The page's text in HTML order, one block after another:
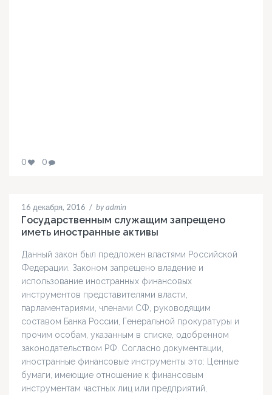
0 0
16 декабря, 2016 / by admin
Государственным служащим запрещено
иметь иностранные активы
Данный закон был предложен властями Российской
Федерации. Законом запрещено владение и
использование иностранных финансовых
инструментов представителями власти,
парламентариями, членами СФ, руководящим
составом Банка России, Генеральной прокуратуры и
прочим особам, указанным в списке, одобренном
законодательством РФ. Согласно документации,
иностранные финансовые инструменты это: Ценные
бумаги, имеющие отношение к финансовым
инструментам частных лиц или предприятий,